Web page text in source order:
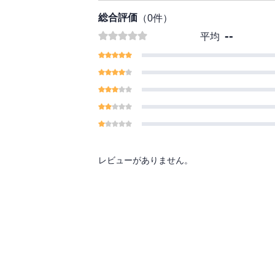
総合評価 （0件）
平均 --
レビューがありません。